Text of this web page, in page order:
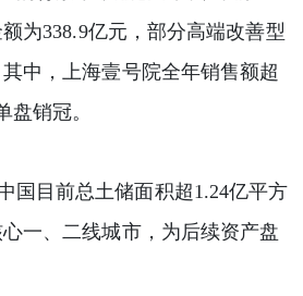
为338.9亿元，部分高端改善型
中，上海壹号院全年销售额超
盘销冠。
国目前总土储面积超1.24亿平方
一、二线城市，为后续资产盘